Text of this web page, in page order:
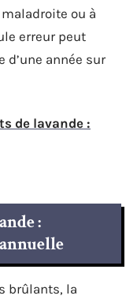
ou à
erreur peut
d’une année sur
de lavande :
:
brûlants, la